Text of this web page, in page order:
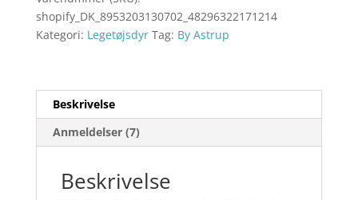
shopify_DK_8953203130702_48296322171214
Kategori: Legetøjsdyr Tag: By Astrup
Beskrivelse
Anmeldelser (7)
Beskrivelse